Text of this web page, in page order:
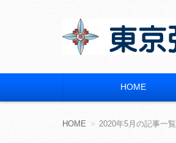
東京弦月会
ン
HOME
HOME 2020年5月の記事一覧